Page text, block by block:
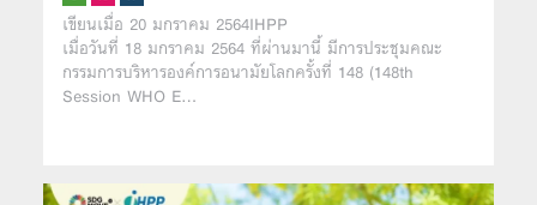
เขียนเมื่อ 20 มกราคม 2564IHPP
เมื่อวันที่ 18 มกราคม 2564 ที่ผ่านมานี้ มีการประชุมคณะ
กรรมการบริหารองค์การอนามัยโลกครั้งที่ 148 (148th
Session WHO E…